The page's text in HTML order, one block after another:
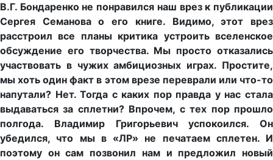
В.Г. Бондаренко не понравился наш врез к публикации
Сергея Семанова о его книге. Видимо, этот врез
расстроил все планы критика устроить вселенское
обсуждение его творчества. Мы просто отказались
участвовать в чужих амбициозных играх. Простите,
мы хоть один факт в этом врезе переврали или что-то
напутали? Нет. Тогда с каких пор правда у нас стала
выдаваться за сплетни? Впрочем, с тех пор прошло
полгода. Владимир Григорьевич успокоился. Он
убедился, что мы в «ЛР» не печатаем сплетен. И
поэтому он сам позвонил нам и предложил новый